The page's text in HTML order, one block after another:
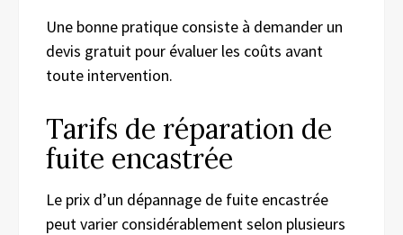
Une bonne pratique consiste à demander un
devis gratuit pour évaluer les coûts avant
toute intervention.
Tarifs de réparation de
fuite encastrée
Le prix d’un dépannage de fuite encastrée
peut varier considérablement selon plusieurs